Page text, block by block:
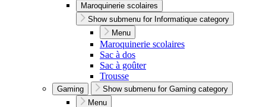
Maroquinerie scolaires
Show submenu for Informatique category
Menu
Maroquinerie scolaires
Sac à dos
Sac à goûter
Trousse
Gaming
Show submenu for Gaming category
Menu